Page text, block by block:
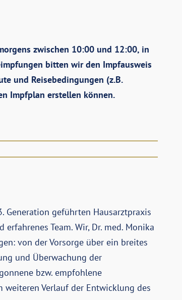
zwischen 10:00 und 12:00, in
bitten wir den Impfausweis
und Reisebedingungen (z.B.
Impfplan erstellen können.
geführten Hausarztpraxis
Team. Wir, Dr. med. Monika
von der Vorsorge über ein breites
und Überwachung der
bzw. empfohlene
Verlauf der Entwicklung des